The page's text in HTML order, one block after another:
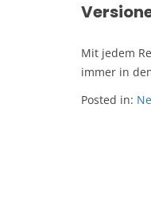
Mit jedem
immer in
Posted in: